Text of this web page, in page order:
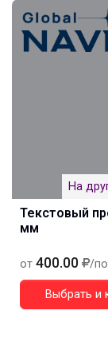
На
Текстовый
мм
от 400.00 /
Выбрать и